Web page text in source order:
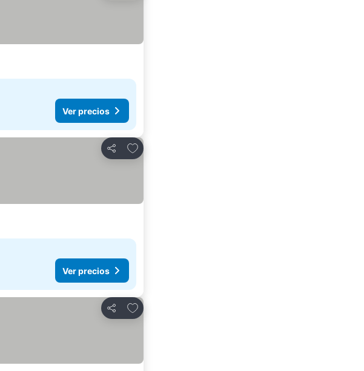
Ver precios
Compartir
Agregar a favoritos
Ver precios
Compartir
Agregar a favoritos